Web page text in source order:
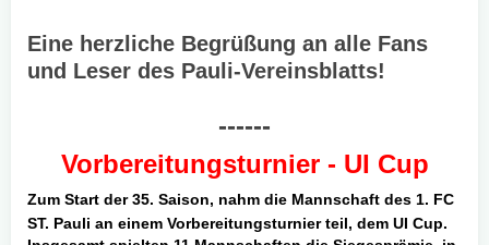
Eine herzliche Begrüßung an alle Fans
und Leser des Pauli-Vereinsblatts!
------
Vorbereitungsturnier - UI Cup
Zum Start der 35. Saison, nahm die Mannschaft des 1. FC
ST. Pauli an einem Vorbereitungsturnier teil, dem UI Cup.